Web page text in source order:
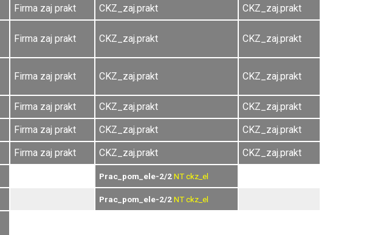
Firma zaj prakt CKZ_zaj.prakt CKZ_zaj.prakt
Firma zaj prakt CKZ_zaj.prakt CKZ_zaj.prakt
Firma zaj prakt CKZ_zaj.prakt CKZ_zaj.prakt
Firma zaj prakt CKZ_zaj.prakt
CKZ_zaj.prakt
Firma zaj prakt CKZ_zaj.prakt
CKZ_zaj.prakt
Firma zaj prakt CKZ_zaj.prakt
CKZ_zaj.prakt
Prac_pom_ele-2/2NTckz_el
Prac_pom_ele-2/2NTckz_el